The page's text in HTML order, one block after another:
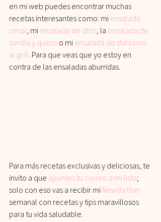
en mi web puedes encontrar muchas
recetas interesantes como: mi ensalada
cesar, mi ensalada de atún , la ensalada de
sandía y queso o mi ensalada de duraznos
al grill . Para que veas que yo estoy en
contra de las ensaladas aburridas.
Para más recetas exclusivas y deliciosas, te
invito a que apuntes tu correo a mi lista;
solo con eso vas a recibir mi Newslettler
semanal con recetas y tips maravillosos
para tu vida saludable.